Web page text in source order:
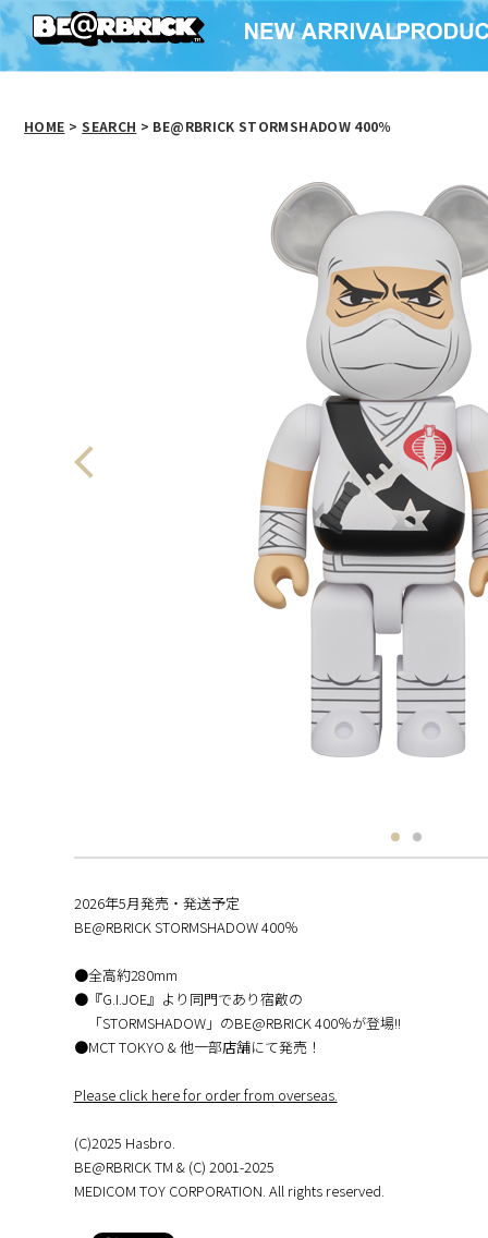
HOME > SEARCH > BE@RBRICK STORMSHADOW 400％
2026年5月発売・発送予定
BE@RBRICK STORMSHADOW 400％
●全高約280mm
●『G.I.JOE』より同門であり宿敵の
「STORMSHADOW」のBE@RBRICK 400％が登場!!
●MCT TOKYO & 他一部店舗にて発売！
Please click here for order from overseas.
(C)2025 Hasbro.
BE@RBRICK TM & (C) 2001-2025
MEDICOM TOY CORPORATION. All rights reserved.